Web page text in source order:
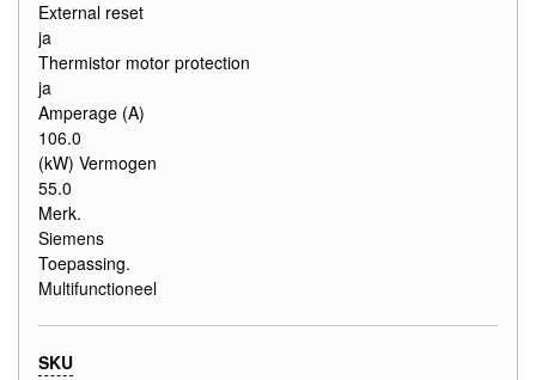
External reset
ja
Thermistor motor protection
ja
Amperage (A)
106.0
(kW) Vermogen
55.0
Merk.
Siemens
Toepassing.
Multifunctioneel
SKU